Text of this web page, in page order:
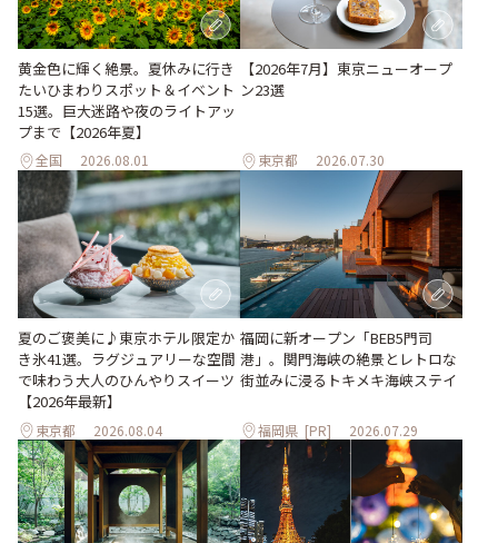
黄金色に輝く絶景。夏休みに行き
たいひまわりスポット＆イベント
15選。巨大迷路や夜のライトアッ
プまで【2026年夏】
全国 2026.08.01
【2026年7月】東京ニューオープ
ン23選
東京都 2026.07.30
夏のご褒美に♪東京ホテル限定か
き氷41選。ラグジュアリーな空間
で味わう大人のひんやりスイーツ
【2026年最新】
東京都 2026.08.04
福岡に新オープン「BEB5門司
港」。関門海峡の絶景とレトロな
街並みに浸るトキメキ海峡ステイ
福岡県 [PR] 2026.07.29